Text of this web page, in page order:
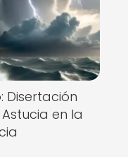
Disertación
en la